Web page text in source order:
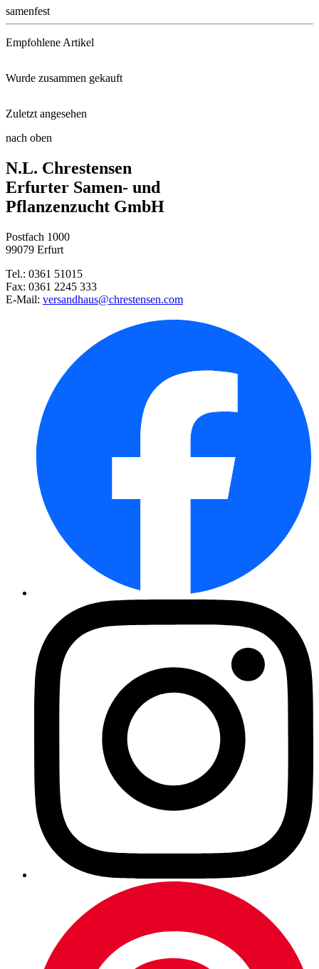
samenfest
Empfohlene Artikel
Anzuchttöpfe 18 Stück, 8 cm ru ...
Wurde zusammen gekauft
Stabtomate San Marzano 3
Paprika Topepo rosso
Stabtomate Sweet Million, F1
Brokkoli Calabrese natalino
Feldsalat Verte à coeur plein ...
Peperoni Etna
Chinakohl Granaat
Zucchini Zuboda
Zuletzt angesehen
Bullhorn-Paprika Corno di toro ...
nach oben
N.L. Chrestensen
Erfurter Samen- und
Pflanzenzucht GmbH
Postfach 1000
99079 Erfurt
Tel.: 0361 51015
Fax: 0361 2245 333
E-Mail: versandhaus@chrestensen.com